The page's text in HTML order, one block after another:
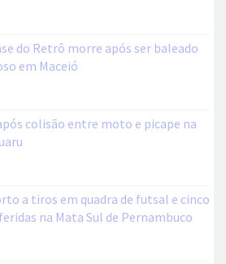
do Retrô morre após ser baleado
em Maceió
colisão entre moto e picape na
a tiros em quadra de futsal e cinco
na Mata Sul de Pernambuco